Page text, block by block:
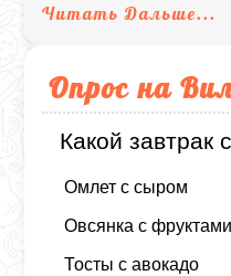
Читать Дальше...
Опрос на
Какой завтрак
Омлет с сыром
Овсянка с фруктами
Тосты с авокадо